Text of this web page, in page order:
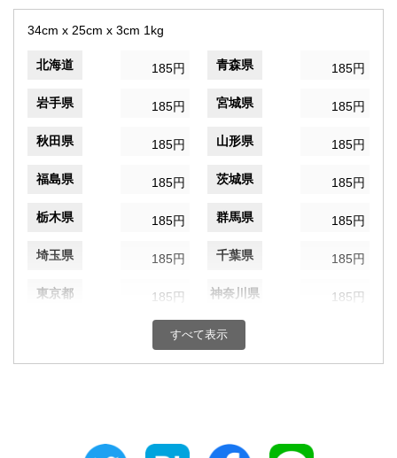
34cm x 25cm x 3cm 1kg
北海道 185円 青森県 185円
岩手県 185円 宮城県 185円
秋田県 185円 山形県 185円
福島県 185円 茨城県 185円
栃木県 185円 群馬県 185円
埼玉県 185円 千葉県 185円
東京都 185円 神奈川県 185円
185円 富山県
185円 静岡県
すべて表示